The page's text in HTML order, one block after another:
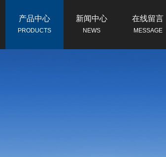
产品中心
PRODUCTS
新闻中心
NEWS
在线留言
MESSAGE